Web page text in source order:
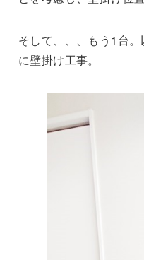
そして、、、もう1台
に壁掛け工事。